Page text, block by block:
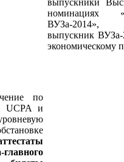
выпускники
номинациях
ВУЗа-
выпускник
экономическому
по
UCPA и
главного